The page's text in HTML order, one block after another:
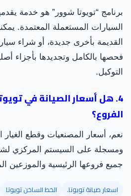
برنامج “تويوتا شوور” هو خدمة
السيارات المستعملة المعتمدة.
القديمة بأخرى جديدة، أو شراء
فحصها بالكامل وتجديدها بأجزاء
التوكيل.
4. هل أسعار الصيانة في
الفروع؟
نعم، أسعار المصنعيات وقطع
ومسجلة على السيستم المركزي
جميع فروعها الرئيسية والموزعين
اسعار صيانة تويوتا. الخط الساخن تويوتا